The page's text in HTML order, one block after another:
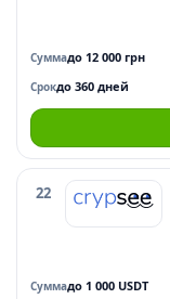
Суммадо 12 000 грн
Срокдо 360 дней
22
Суммадо 1 000 USDT